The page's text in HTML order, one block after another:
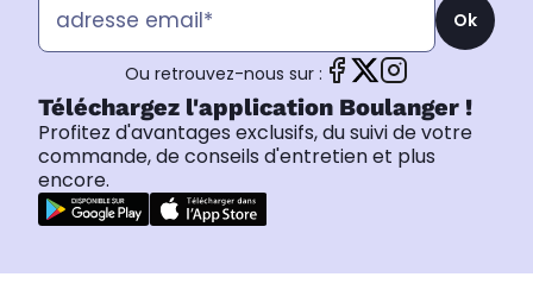
Ok
Ou retrouvez-nous sur :
Téléchargez l'application Boulanger !
Profitez d'avantages exclusifs, du suivi de votre
commande, de conseils d'entretien et plus
encore.